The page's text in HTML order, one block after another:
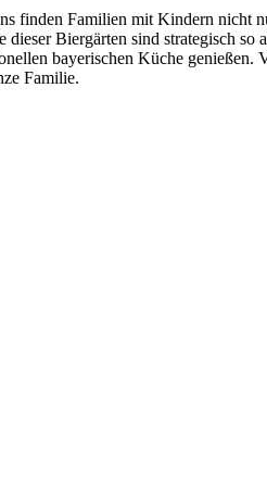
finden Familien mit Kindern nicht
Biergärten sind strategisch
bayerischen Küche genießen.
Familie.